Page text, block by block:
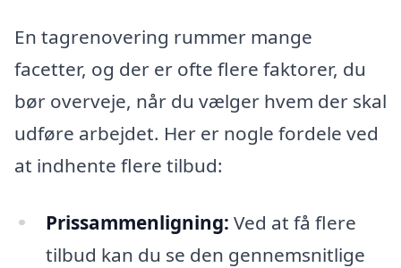
En tagrenovering rummer mange
facetter, og der er ofte flere faktorer, du
bør overveje, når du vælger hvem der skal
udføre arbejdet. Her er nogle fordele ved
at indhente flere tilbud:
Prissammenligning: Ved at få flere
tilbud kan du se den gennemsnitlige